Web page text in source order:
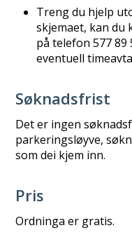
Treng du hjelp
skjemaet, kan du
på telefon 577
eventuell
Søknadsfrist
Det er ingen
parkeringsløyve,
som dei kjem inn.
Pris
Ordninga er gratis.